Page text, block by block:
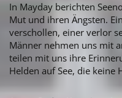
In Mayday berichten
Mut und ihren Ängsten.
verschollen, einer verlor
Männer nehmen uns mit
teilen mit uns ihre
Helden auf See, die keine